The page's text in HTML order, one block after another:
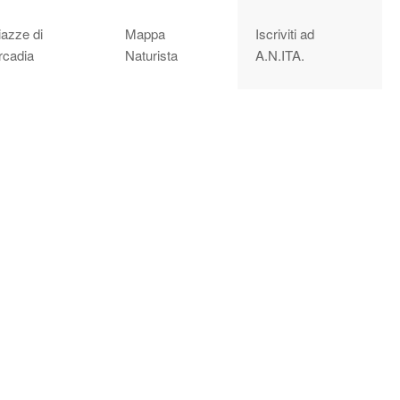
di
Mappa
Naturista
Iscriviti ad
A.N.ITA.